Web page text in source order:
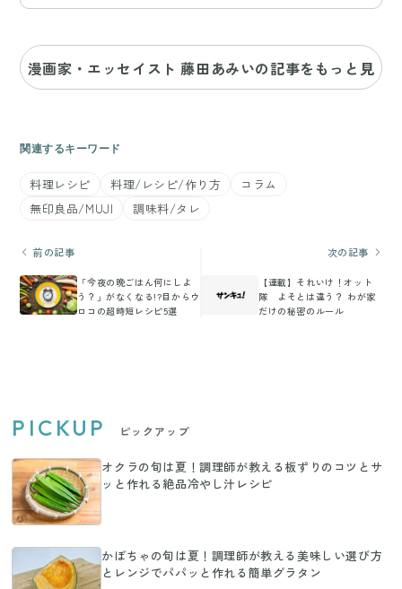
漫画家・エッセイスト 藤田あみいの記事をもっと見
関連するキーワード
料理レシピ 料理/レシピ/作り方
コラム
無印良品/MUJI
調味料/タレ
前の記事
「今夜の晩ごはん何にしよ
う？」がなくなる!?目からウ
ロコの超時短レシピ5選
次の記事
【連載】それいけ！オット
隊 よそとは違う？ わが家
だけの秘密のルール
PICKUP ピックアップ
オクラの旬は夏！調理師が教える板ずりのコツとサ
ッと作れる絶品冷やし汁レシピ
かぼちゃの旬は夏！調理師が教える美味しい選び方
とレンジでパパッと作れる簡単グラタン